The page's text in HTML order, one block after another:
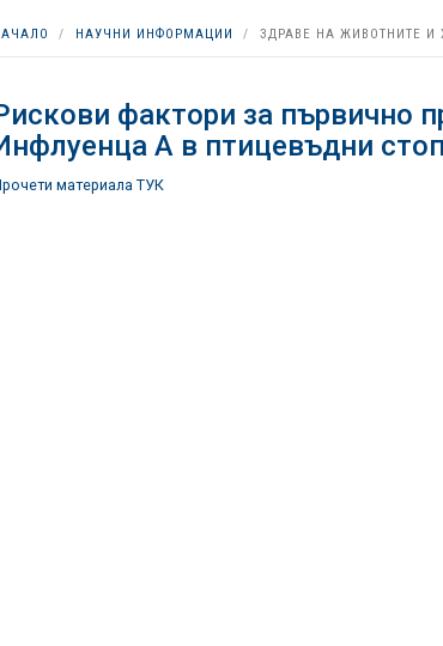
НАУЧНИ ИНФОРМАЦИИ ЗДРАВЕ НА ЖИВОТНИТЕ
фактори за първично
А в птицевъдни
материала ТУК